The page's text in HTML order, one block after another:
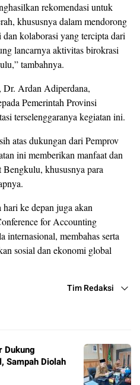
rekomendasi untuk
khususnya dalam mendorong
kolaborasi yang tercipta dari
lancarnya aktivitas birokrasi
tambahnya.
Ardan Adiperdana,
Pemerintah Provinsi
terselenggaranya kegiatan ini.
atas dukungan dari Pemprov
ini memberikan manfaat dan
khususnya para
ke depan juga akan
for Accounting
internasional, membahas serta
sosial dan ekonomi global
Tim Redaksi
Dukung
Sampah Diolah